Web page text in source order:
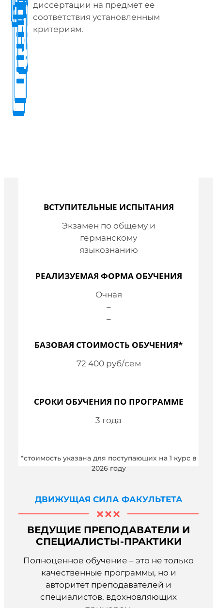
диссертации на предмет ее
соответствия установленным
критериям.
ВСТУПИТЕЛЬНЫЕ ИСПЫТАНИЯ
Экзамен по общему и
германскому
языкознанию
РЕАЛИЗУЕМАЯ ФОРМА ОБУЧЕНИЯ
Очная
–
–
БАЗОВАЯ СТОИМОСТЬ ОБУЧЕНИЯ*
72 400 руб/сем
СРОКИ ОБУЧЕНИЯ ПО ПРОГРАММЕ
3 года
*стоимость указана для поступающих на 1 курс в
2026 году
ДВИЖУЩАЯ СИЛА ФАКУЛЬТЕТА
ВЕДУЩИЕ ПРЕПОДАВАТЕЛИ И
СПЕЦИАЛИСТЫ-ПРАКТИКИ
Полноценное обучение – это не только
качественные программы, но и
авторитет преподавателей и
специалистов, вдохновляющих